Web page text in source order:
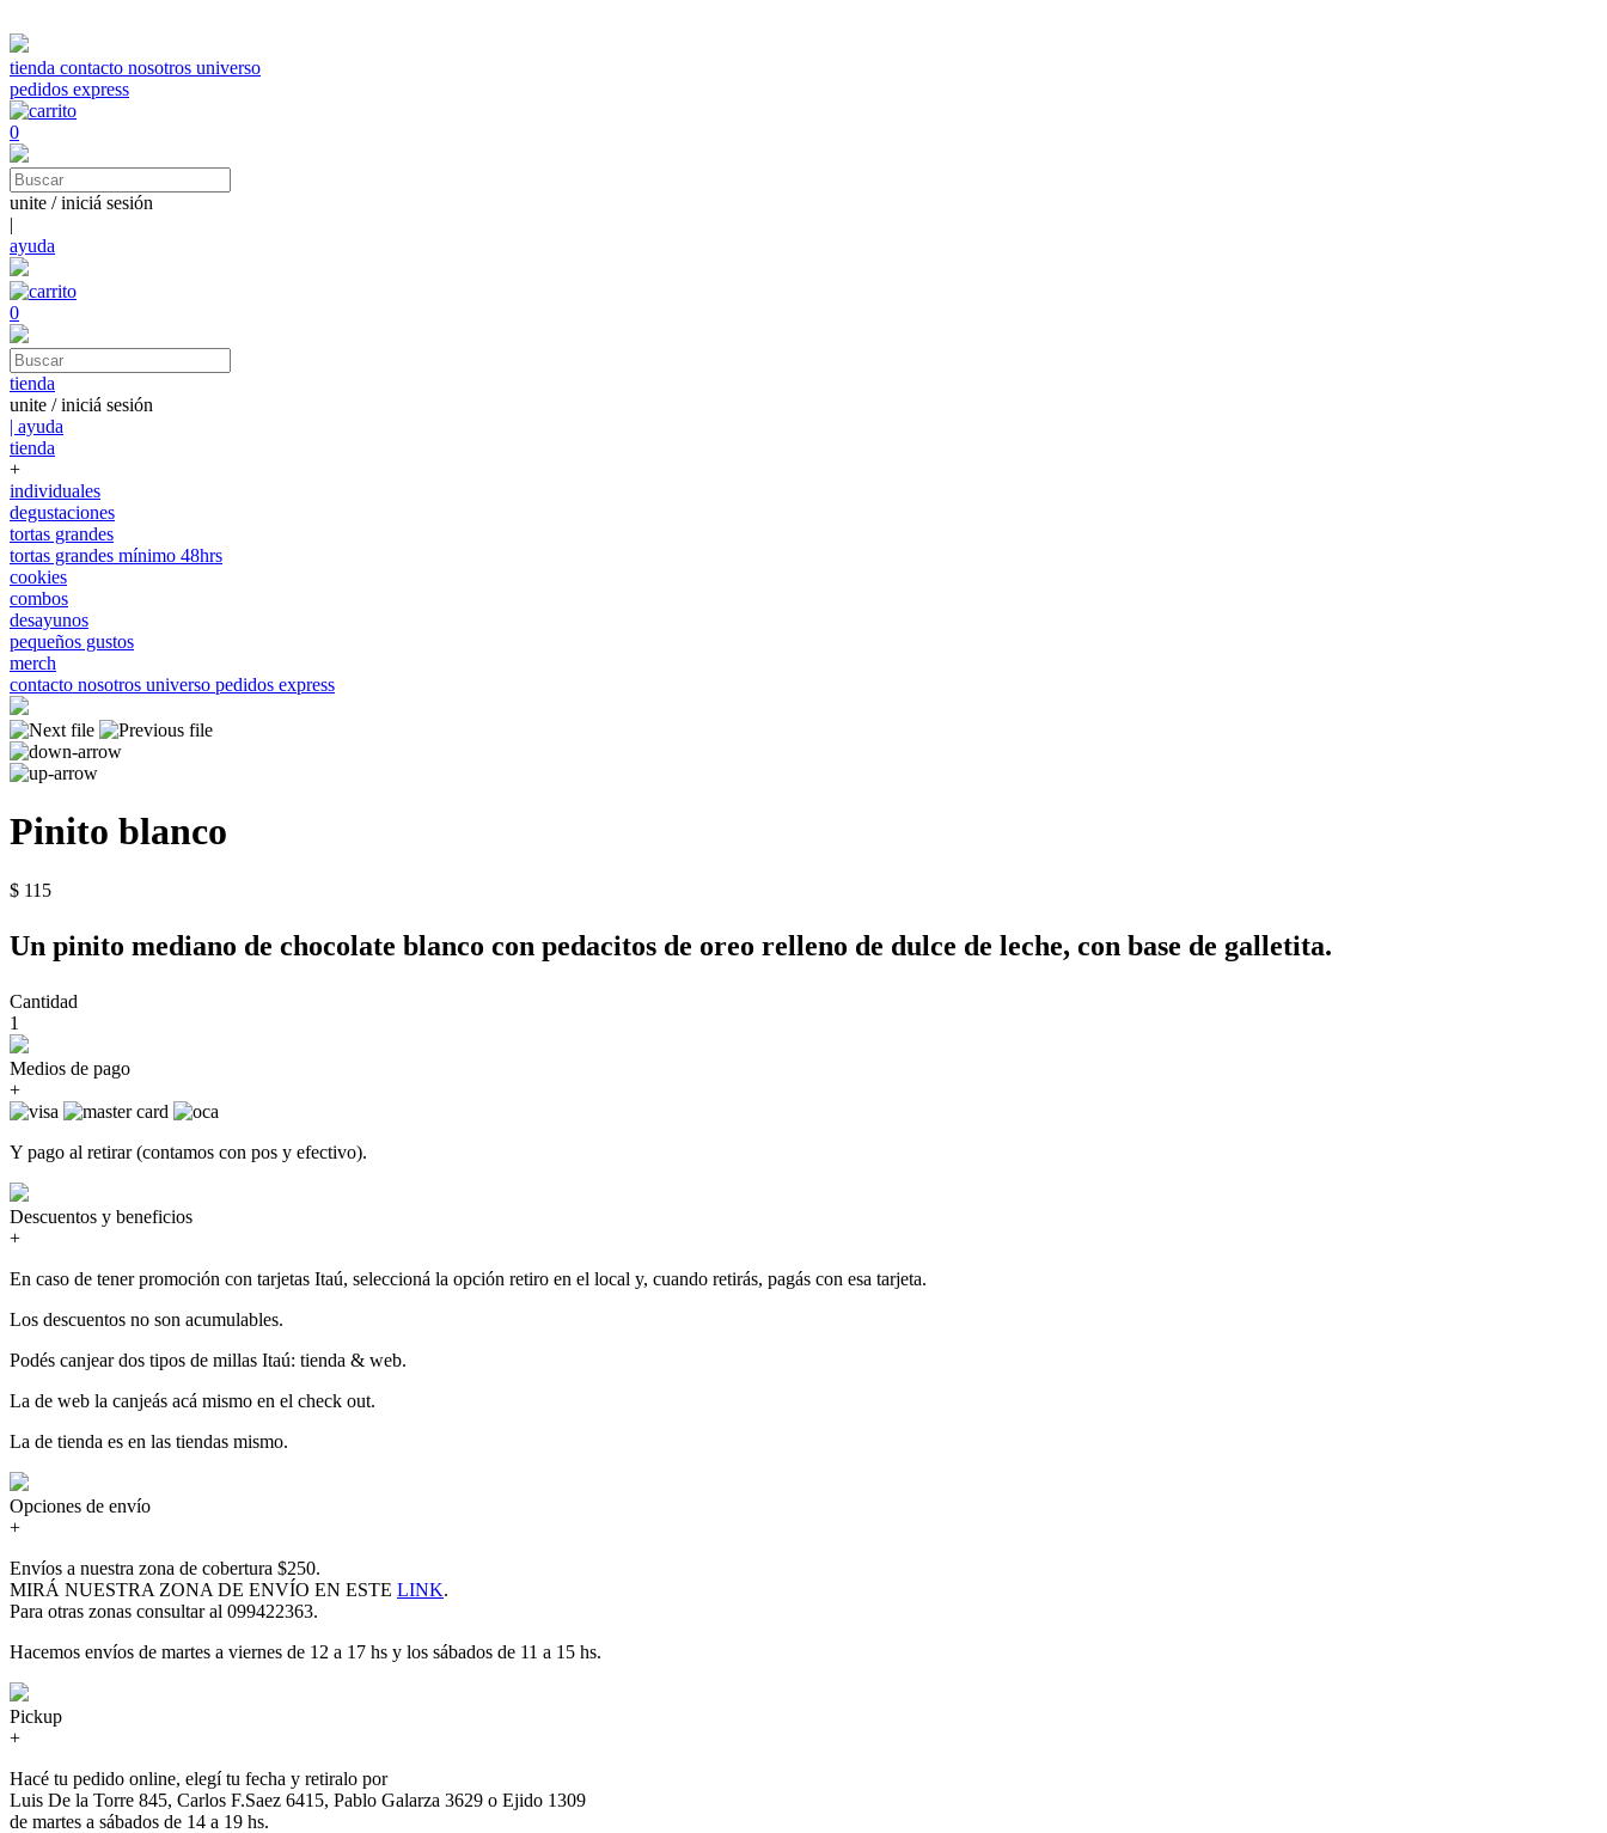
tienda contacto nosotros universo
pedidos express
0
unite / iniciá sesión
|
ayuda
0
tienda
unite / iniciá sesión
| ayuda
tienda
+
individuales
degustaciones
tortas grandes
tortas grandes mínimo 48hrs
cookies
combos
desayunos
pequeños gustos
merch
contacto nosotros universo pedidos express
Pinito blanco
$ 115
Un pinito mediano de chocolate blanco con pedacitos de oreo relleno de dulce de leche, con base de galletita.
Cantidad
1
Medios de pago
+
Y pago al retirar (contamos con pos y efectivo).
Descuentos y beneficios
+
En caso de tener promoción con tarjetas Itaú, seleccioná la opción retiro en el local y, cuando retirás, pagás con esa tarjeta.
Los descuentos no son acumulables.
Podés canjear dos tipos de millas Itaú: tienda & web.
La de web la canjeás acá mismo en el check out.
La de tienda es en las tiendas mismo.
Opciones de envío
+
Envíos a nuestra zona de cobertura $250.
MIRÁ NUESTRA ZONA DE ENVÍO EN ESTE LINK.
Para otras zonas consultar al 099422363.
Hacemos envíos de martes a viernes de 12 a 17 hs y los sábados de 11 a 15 hs.
Pickup
+
Hacé tu pedido online, elegí tu fecha y retiralo por
Luis De la Torre 845, Carlos F.Saez 6415, Pablo Galarza 3629 o Ejido 1309
de martes a sábados de 14 a 19 hs.